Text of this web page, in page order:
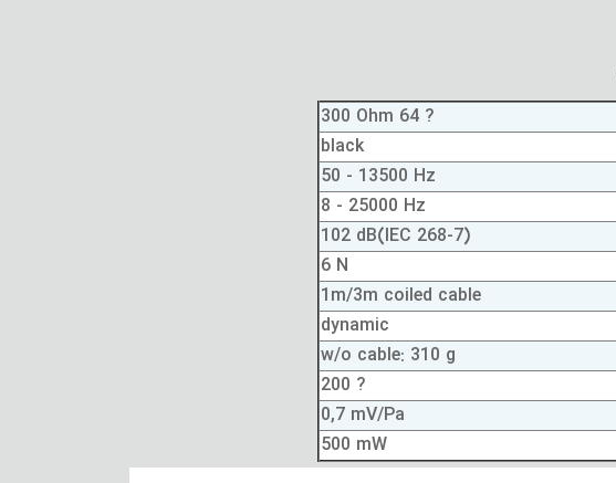
300 Ohm 64 ?
black
50 - 13500 Hz
8 - 25000 Hz
102 dB(IEC 268-7)
6 N
1m/3m coiled cable
dynamic
w/o cable: 310 g
200 ?
0,7 mV/Pa
500 mW